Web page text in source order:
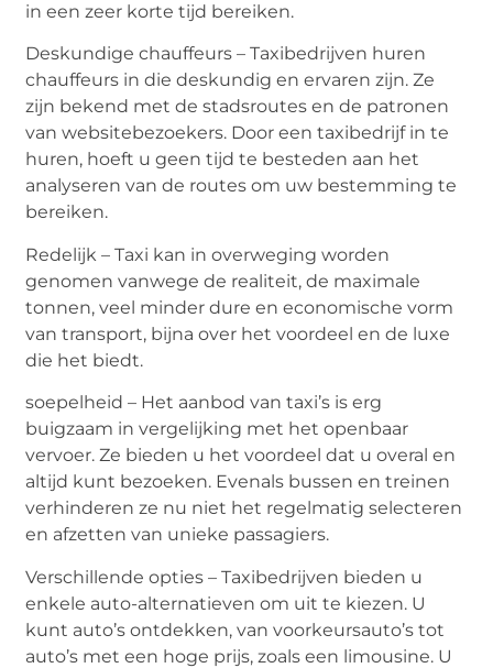
in een zeer korte tijd bereiken.
Deskundige chauffeurs – Taxibedrijven huren
chauffeurs in die deskundig en ervaren zijn. Ze
zijn bekend met de stadsroutes en de patronen
van websitebezoekers. Door een taxibedrijf in te
huren, hoeft u geen tijd te besteden aan het
analyseren van de routes om uw bestemming te
bereiken.
Redelijk – Taxi kan in overweging worden
genomen vanwege de realiteit, de maximale
tonnen, veel minder dure en economische vorm
van transport, bijna over het voordeel en de luxe
die het biedt.
soepelheid – Het aanbod van taxi’s is erg
buigzaam in vergelijking met het openbaar
vervoer. Ze bieden u het voordeel dat u overal en
altijd kunt bezoeken. Evenals bussen en treinen
verhinderen ze nu niet het regelmatig selecteren
en afzetten van unieke passagiers.
Verschillende opties – Taxibedrijven bieden u
enkele auto-alternatieven om uit te kiezen. U
kunt auto’s ontdekken, van voorkeursauto’s tot
auto’s met een hoge prijs, zoals een limousine. U